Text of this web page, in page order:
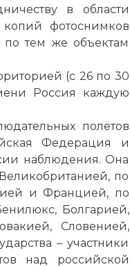
в области
фотоснимков
тем же объектам
(с 26 по 30
Россия каждую
полётов
Федерация и
наблюдения. Она
по
и Францией, по
Болгарией,
Словенией,
– участники
над российской